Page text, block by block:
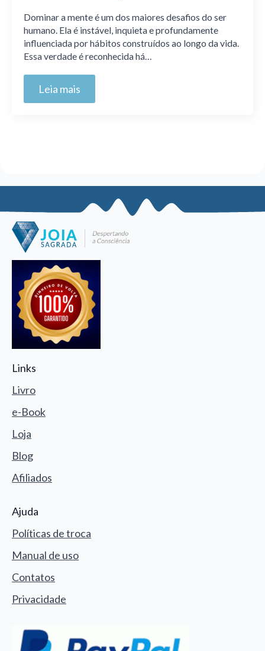
Dominar a mente é um dos maiores desafios do ser
humano. Ela é instável, inquieta e profundamente
influenciada por hábitos construídos ao longo da vida.
Essa verdade é reconhecida há…
Leia mais
Links
Livro
e-Book
Loja
Blog
Afiliados
Ajuda
Políticas de troca
Manual de uso
Contatos
Privacidade